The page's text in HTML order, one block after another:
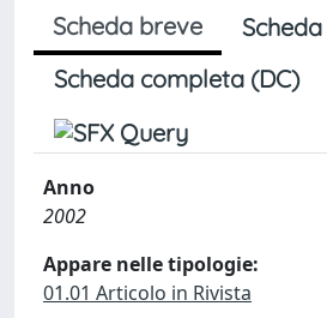
Scheda breve
Scheda completa (DC)
Anno
2002
Appare nelle tipologie:
01.01 Articolo in Rivista